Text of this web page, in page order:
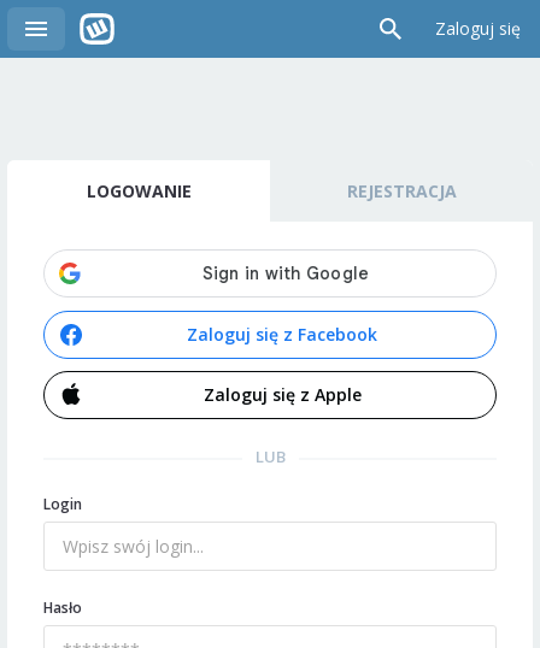
Zaloguj się
LOGOWANIE REJESTRACJA
Zaloguj się z Facebook
Zaloguj się z Apple
LUB
Login
Hasło